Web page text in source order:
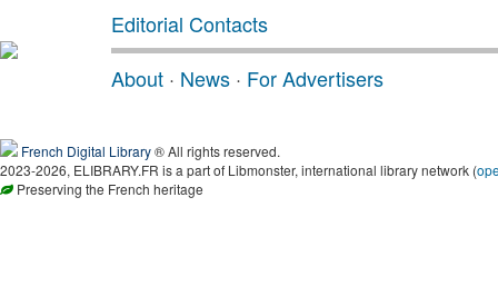
Editorial Contacts
About · News · For Advertisers
French Digital Library® All rights reserved.
2023-2026, ELIBRARY.FR is a part of Libmonster, international library network (
Preserving the French heritage